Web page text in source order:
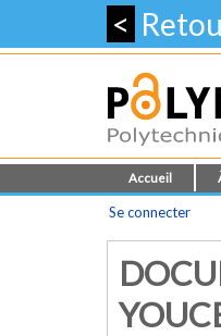
<
Accueil
Se connecter